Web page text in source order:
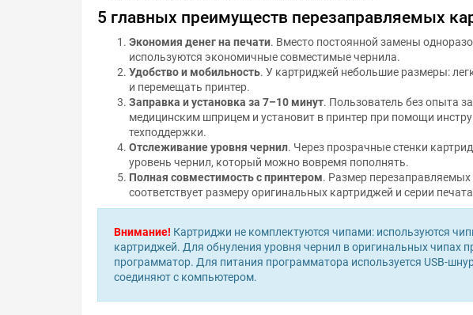
5 главных преимуществ перезаправляемых
Экономия денег на печати. Вместо постоянной замены
используются экономичные совместимые чернила.
Удобство и мобильность. У картриджей небольшие размеры:
и перемещать принтер.
Заправка и установка за 7–10 минут. Пользователь без опыта
медицинским шприцем и установит в принтер при помощи
техподдержки.
Отслеживание уровня чернил. Через прозрачные стенки
уровень чернил, который можно вовремя пополнять.
Полная совместимость с принтером. Размер
соответствует размеру оригинальных картриджей и серии
Внимание! Картриджи не комплектуются чипами: используются
картриджей. Для обнуления уровня чернил в оригинальных чипах
программатор. Для питания программатора используется USB-
соединяют с компьютером.